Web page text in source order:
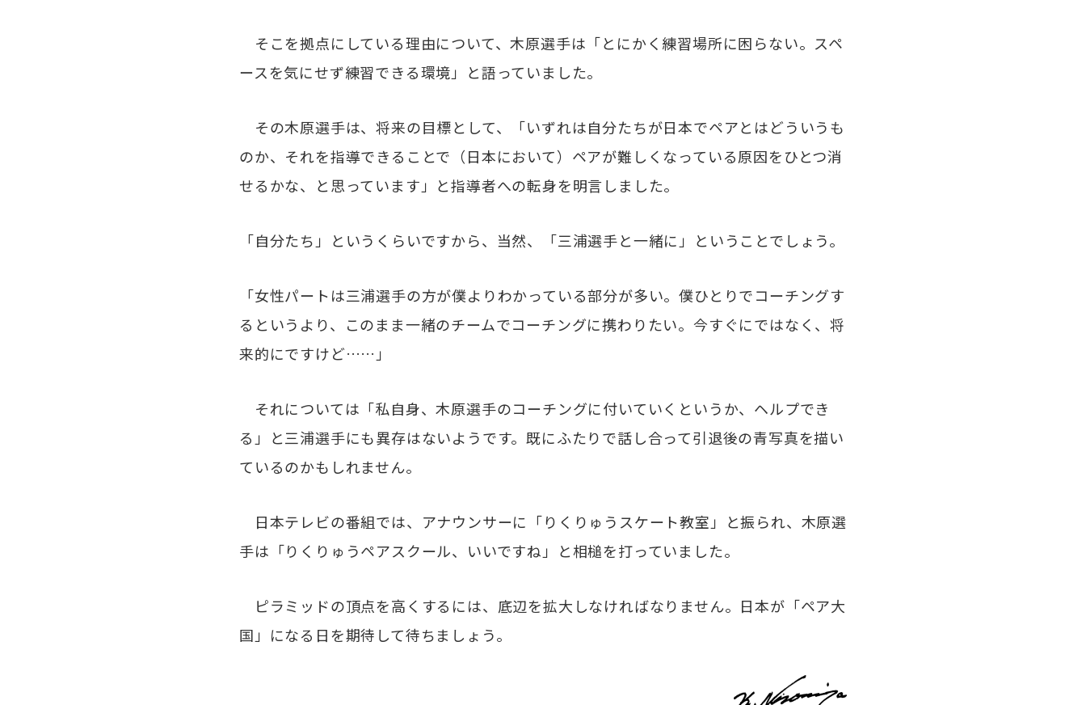
そこを拠点にしている理由について、木原選手は「とにかく練習場所に困らない。スペ
ースを気にせず練習できる環境」と語っていました。
その木原選手は、将来の目標として、「いずれは自分たちが日本でペアとはどういうも
のか、それを指導できることで（日本において）ペアが難しくなっている原因をひとつ消
せるかな、と思っています」と指導者への転身を明言しました。
「自分たち」というくらいですから、当然、「三浦選手と一緒に」ということでしょう。
「女性パートは三浦選手の方が僕よりわかっている部分が多い。僕ひとりでコーチングす
るというより、このまま一緒のチームでコーチングに携わりたい。今すぐにではなく、将
来的にですけど……」
それについては「私自身、木原選手のコーチングに付いていくというか、ヘルプでき
る」と三浦選手にも異存はないようです。既にふたりで話し合って引退後の青写真を描い
ているのかもしれません。
日本テレビの番組では、アナウンサーに「りくりゅうスケート教室」と振られ、木原選
手は「りくりゅうペアスクール、いいですね」と相槌を打っていました。
ピラミッドの頂点を高くするには、底辺を拡大しなければなりません。日本が「ペア大
国」になる日を期待して待ちましょう。